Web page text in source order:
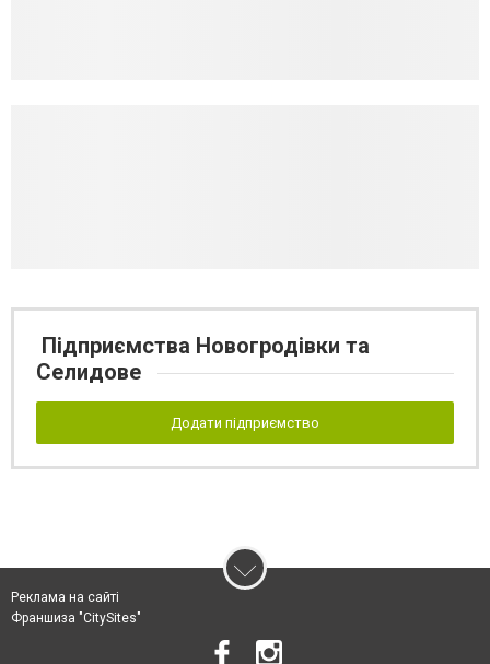
Підприємства Новогродівки та
Селидове
Додати підприємство
Реклама на сайті
Франшиза "CitySites"